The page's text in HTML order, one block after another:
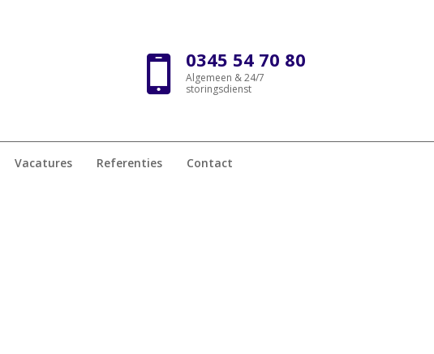
0345 54 70 80
Algemeen & 24/7
storingsdienst
Vacatures Referenties Contact